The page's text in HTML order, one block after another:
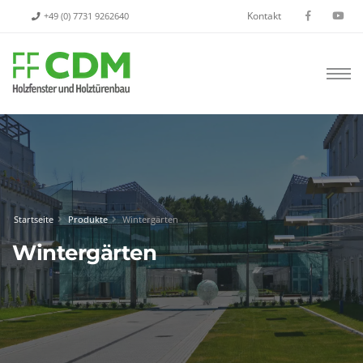
+49 (0) 7731 9262640 Kontakt
Startseite Produkte Wintergärten
Wintergärten